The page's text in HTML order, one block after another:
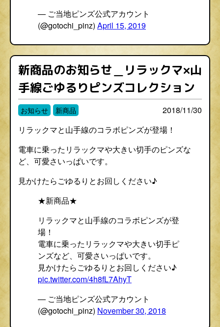
— ご当地ピンズ公式アカウント
(@gotochi_pinz) April 15, 2019
新商品のお知らせ＿リラックマ×山
手線ごゆるりピンズコレクション
お知らせ 新商品
2018/11/30
リラックマと山手線のコラボピンズが登場！
電車に乗ったリラックマや大きい切手のピンズな
ど、可愛さいっぱいです。
見かけたらごゆるりとお回しください♪
★新商品★
リラックマと山手線のコラボピンズが登
場！
電車に乗ったリラックマや大きい切手ピ
ンズなど、可愛さいっぱいです。
見かけたらごゆるりとお回しください♪
pic.twitter.com/4h8fL7AhyT
— ご当地ピンズ公式アカウント
(@gotochi_pinz) November 30, 2018